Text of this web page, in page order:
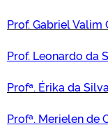
Prof. Gabriel Valim
Prof. Leonardo da
Profª. Érika da
Profª. Merielen de